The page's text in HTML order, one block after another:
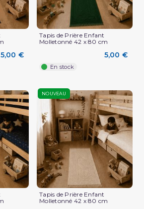
5,00 €
Tapis de Prière Enfant
Molletonné 42 x 80 cm
5,00 €
En stock
NOUVEAU
Tapis de Prière Enfant
Molletonné 42 x 80 cm